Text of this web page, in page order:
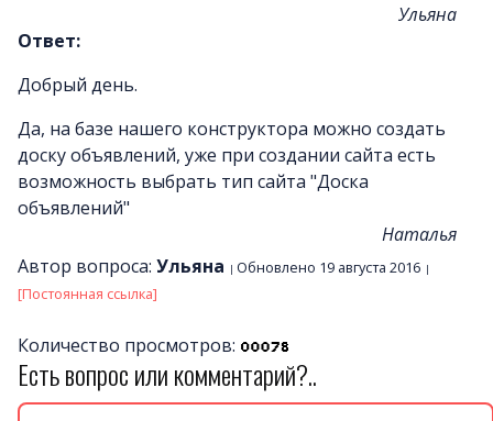
Вопросы и
Ульяна
Ответ:
Добрый день.
Да, на базе нашего конструктора можно создать
доску объявлений, уже при создании сайта есть
возможность выбрать тип сайта "Доска
объявлений"
Наталья
Автор вопроса: Ульяна
Обновлено 19 августа 2016
[Постоянная ссылка]
Количество просмотров:
Есть вопрос или комментарий?..